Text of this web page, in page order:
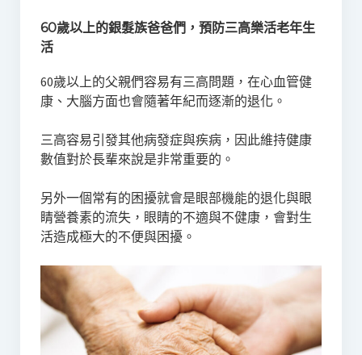
60歲以上的銀髮族爸爸們，預防三高樂活老年生
活
60歲以上的父親們容易有三高問題，在心血管健
康、大腦方面也會隨著年紀而逐漸的退化。
三高容易引發其他病發症與疾病，因此維持健康
數值對於長輩來說是非常重要的。
另外一個常有的困擾就會是眼部機能的退化與眼
睛營養素的流失，眼睛的不適與不健康，會對生
活造成極大的不便與困擾。